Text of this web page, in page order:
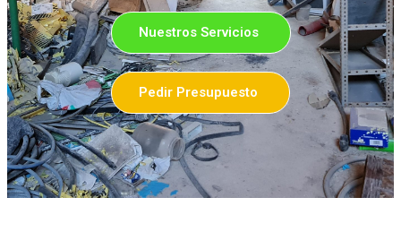
Nuestros Servicios
Pedir Presupuesto